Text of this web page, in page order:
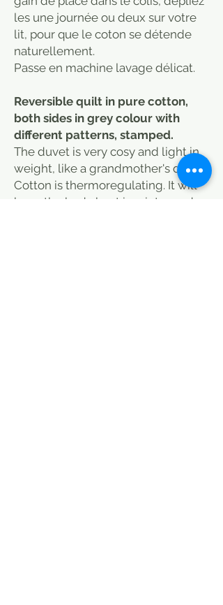
les une journée ou deux sur votre
lit, pour que le coton se détende
naturellement.
Passe en machine lavage délicat.
Reversible quilt in pure cotton,
both sides in grey colour with
different patterns, stamped.
The duvet is very cosy and light in
weight, like a grandmother's duvet.
Cotton is thermoregulating. It will
keep the body heat in winter and